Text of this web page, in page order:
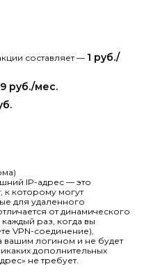
составляет — 1 руб./
руб./мес.
IP-адрес — это
к которому могут
для удаленного
от динамического
раз, когда вы
VPN-соединение),
вашим логином и не будет
дополнительных
не требует.